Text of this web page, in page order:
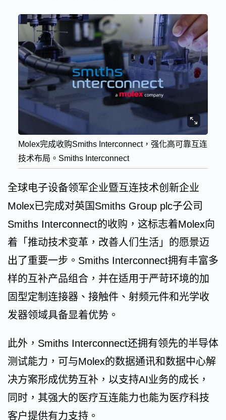
Molex完成收购Smiths Interconnect，强化高可靠互连
技术布局。Smiths Interconnect
全球电子设备领军企业暨互连技术创新企业
Molex已完成对英国Smiths Group plc子公司
Smiths Interconnect的收购，这标志着Molex向
着「推动技术变革，改善人们生活」的愿景迈
出了重要一步。Smiths Interconnect拥有丰富多
样的互补产品组合，并在适用于严苛环境的加
固型定制连接器、接触件、射频元件和光学收
发器领域具备显着优势。
此外，Smiths Interconnect还拥有领先的半导体
测试能力，可与Molex的数据通讯和数据中心解
决方案形成优势互补，以支持AI业务的成长，
同时，其强大的医疗互连能力也能为医疗科技
客户提供有力支持。